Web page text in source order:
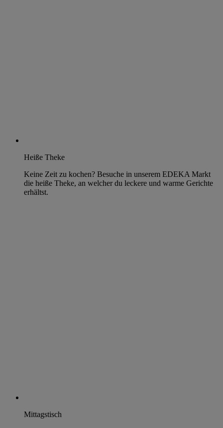
Heiße Theke
Keine Zeit zu kochen? Besuche in unserem EDEKA Markt
die heiße Theke, an welcher du leckere und warme Gerichte
erhältst.
Mittagstisch